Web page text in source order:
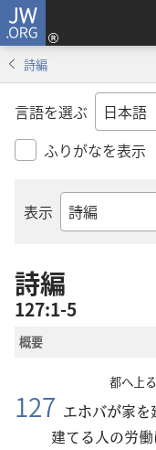
JW.ORG
詩編
言語を選ぶ
ふりがなを表示
表示
聖
の
書
名
詩編
127:1-5
概要
都へ 上る
127 エホバが家を
建てる人の労働